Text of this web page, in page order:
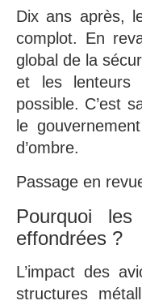
Dix ans après,
complot. En
global de la
et les lenteurs
possible. C’est
le
d’ombre.
Passage en
Pourquoi
effondrées ?
L’impact des
structures